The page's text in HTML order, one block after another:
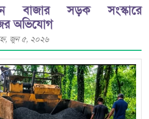
বাজার সড়ক সংস্কারে
অভিযোগ
জুন ৫, ২০২৬